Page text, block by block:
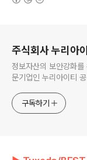
주식회사 누리아
정보자산의 보안강화
문기업인 누리아이티
구독하기